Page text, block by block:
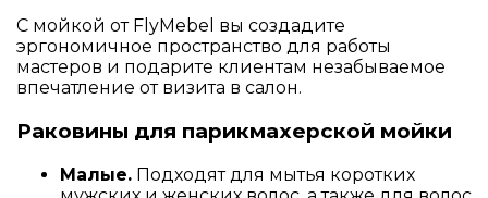
С мойкой от FlyMebel вы создадите
эргономичное пространство для работы
мастеров и подарите клиентам незабываемое
впечатление от визита в салон.
Раковины для парикмахерской мойки
Малые. Подходят для мытья коротких